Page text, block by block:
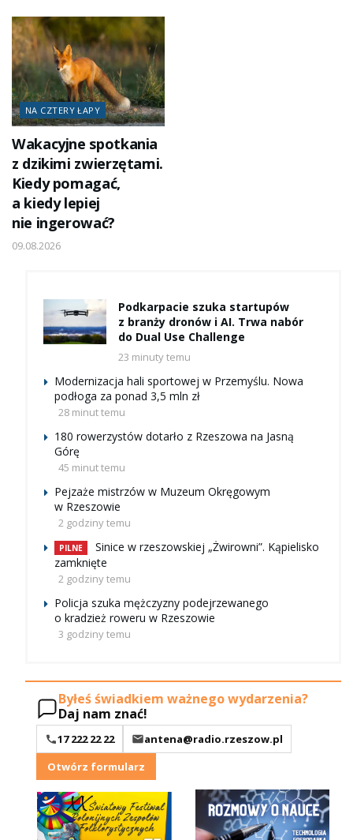
NA CZTERY ŁAPY
Wakacyjne spotkania
z dzikimi zwierzętami.
Kiedy pomagać,
a kiedy lepiej
nie ingerować?
09.08.2026
Podkarpacie szuka startupów
z branży dronów i AI. Trwa nabór
do Dual Use Challenge
23 minuty temu
Modernizacja hali sportowej w Przemyślu. Nowa
podłoga za ponad 3,5 mln zł
28 minut temu
180 rowerzystów dotarło z Rzeszowa na Jasną
Górę
45 minut temu
Pejzaże mistrzów w Muzeum Okręgowym
w Rzeszowie
2 godziny temu
PILNE
Sinice w rzeszowskiej „Żwirowni”. Kąpielisko
zamknięte
2 godziny temu
Policja szuka mężczyzny podejrzewanego
o kradzież roweru w Rzeszowie
3 godziny temu
Byłeś świadkiem ważnego wydarzenia?
Daj nam znać!
17 222 22 22
antena@radio.rzeszow.pl
Otwórz formularz